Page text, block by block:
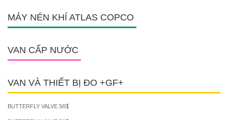
MÁY NÉN KHÍ ATLAS COPCO
VAN CẤP NƯỚC
VAN VÀ THIẾT BỊ ĐO +GF+
BUTTERFLY VALVE 565